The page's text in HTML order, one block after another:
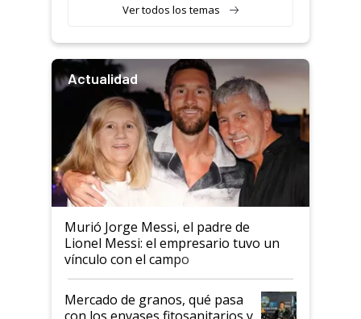
Ver todos los temas
Actualidad
Murió Jorge Messi, el padre de
Lionel Messi: el empresario tuvo un
vínculo con el campo
Mercado de granos, qué pasa